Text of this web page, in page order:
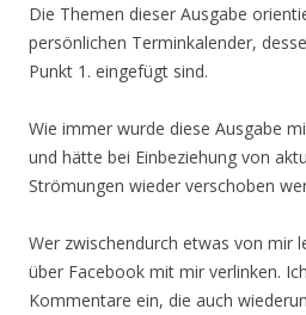
Die Themen dieser Ausgabe
persönlichen Terminkalender,
Punkt 1. eingefügt sind.
Wie immer wurde diese Ausgabe
und hätte bei Einbeziehung von
Strömungen wieder verschoben
Wer zwischendurch etwas von mir
über Facebook mit mir verlinken.
Kommentare ein, die auch